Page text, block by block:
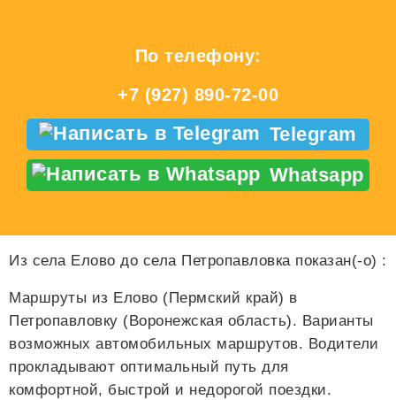
По телефону:
+7 (927) 890-72-00
Telegram
Whatsapp
Из села Елово до села Петропавловка показан(-о) :
Маршруты из Елово (Пермский край) в
Петропавловку (Воронежская область). Варианты
возможных автомобильных маршрутов. Водители
прокладывают оптимальный путь для
комфортной, быстрой и недорогой поездки.